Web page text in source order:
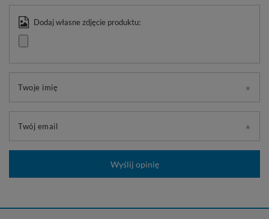
Dodaj własne zdjęcie produktu:
Twoje imię
Twój email
Wyślij opinię